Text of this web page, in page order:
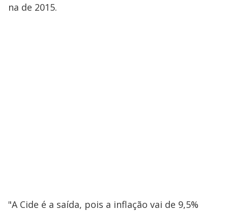
na de 2015.
"A Cide é a saída, pois a inflação vai de 9,5%